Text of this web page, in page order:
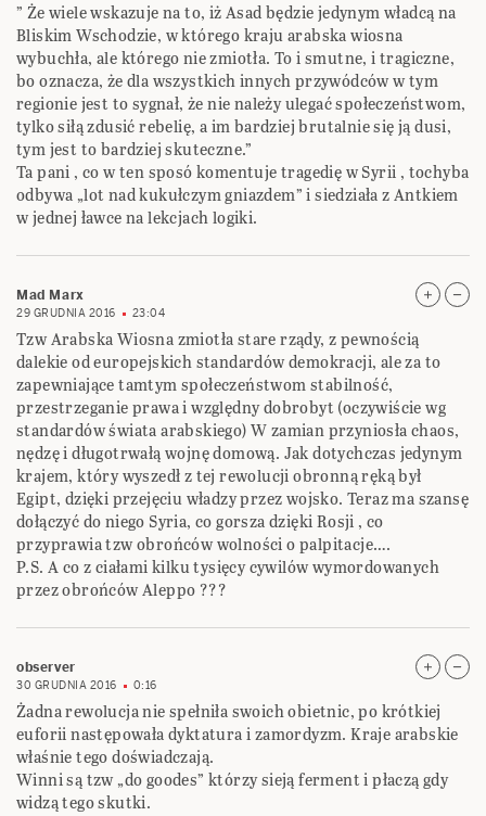
” Że wiele wskazuje na to, iż Asad będzie jedynym władcą na
Bliskim Wschodzie, w którego kraju arabska wiosna
wybuchła, ale którego nie zmiotła. To i smutne, i tragiczne,
bo oznacza, że dla wszystkich innych przywódców w tym
regionie jest to sygnał, że nie należy ulegać społeczeństwom,
tylko siłą zdusić rebelię, a im bardziej brutalnie się ją dusi,
tym jest to bardziej skuteczne.”
Ta pani , co w ten sposó komentuje tragedię w Syrii , tochyba
odbywa „lot nad kukułczym gniazdem” i siedziała z Antkiem
w jednej ławce na lekcjach logiki.
Mad Marx
29 GRUDNIA 2016 23:04
Tzw Arabska Wiosna zmiotła stare rządy, z pewnością
dalekie od europejskich standardów demokracji, ale za to
zapewniające tamtym społeczeństwom stabilność,
przestrzeganie prawa i względny dobrobyt (oczywiście wg
standardów świata arabskiego) W zamian przyniosła chaos,
nędzę i długotrwałą wojnę domową. Jak dotychczas jedynym
krajem, który wyszedł z tej rewolucji obronną ręką był
Egipt, dzięki przejęciu władzy przez wojsko. Teraz ma szansę
dołączyć do niego Syria, co gorsza dzięki Rosji , co
przyprawia tzw obrońców wolności o palpitacje….
P.S. A co z ciałami kilku tysięcy cywilów wymordowanych
przez obrońców Aleppo ???
observer
30 GRUDNIA 2016 0:16
Żadna rewolucja nie spełniła swoich obietnic, po krótkiej
euforii następowała dyktatura i zamordyzm. Kraje arabskie
właśnie tego doświadczają.
Winni są tzw „do goodes” którzy sieją ferment i płaczą gdy
widzą tego skutki.